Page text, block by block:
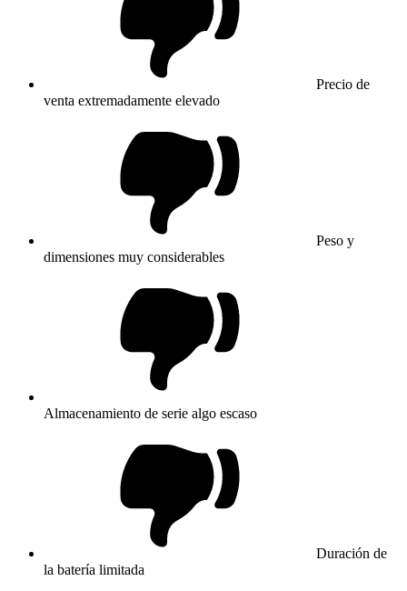
Precio de
venta extremadamente elevado
Peso y
dimensiones muy considerables
Almacenamiento de serie algo escaso
Duración de
la batería limitada